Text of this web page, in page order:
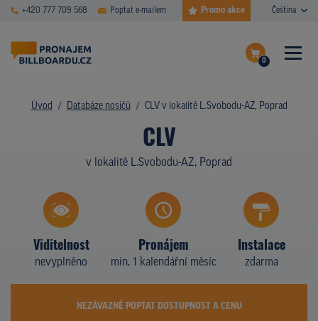
+420 777 709 568 Poptat e-mailem Promo akce Čeština
0
Dokončit poptávku
Zobrazit nosiče na mapě
ČASTÉ DOTAZY
DATABÁZE NOSIČŮ
PLOCHY V AKCI
CENY
Z PRAXE
KDO JSME
Úvod Databáze nosičů CLV v lokalitě L.Svobodu-AZ, Poprad
CLV
v lokalitě L.Svobodu-AZ, Poprad
Viditelnost
nevyplněno
Pronájem
min. 1 kalendářní měsíc
Instalace
zdarma
NEZÁVAZNĚ POPTAT DOSTUPNOST A CENU